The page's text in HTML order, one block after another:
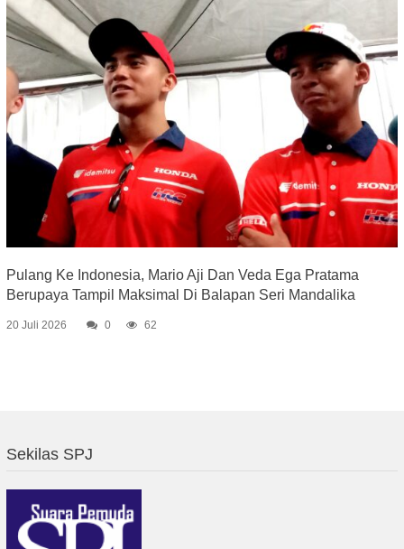
Pulang Ke Indonesia, Mario Aji Dan Veda Ega Pratama
Berupaya Tampil Maksimal Di Balapan Seri Mandalika
20 Juli 2026 0 62
Sekilas SPJ